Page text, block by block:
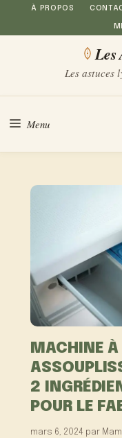
Aller
au
À PROPOS
Les
Les astuces
Menu
MACHINE À
2
POUR LE
mars 6, 2024 par